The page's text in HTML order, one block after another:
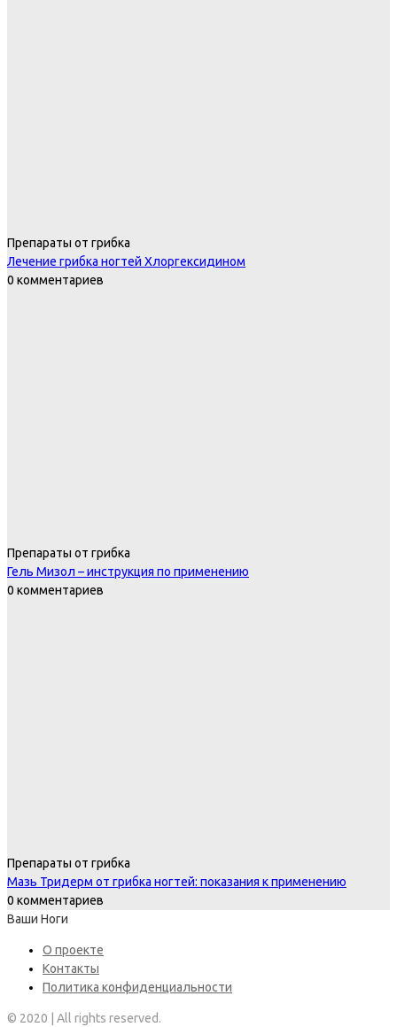
Препараты от грибка
Лечение грибка ногтей Хлоргексидином
0 комментариев
Препараты от грибка
Гель Мизол – инструкция по применению
0 комментариев
Препараты от грибка
Мазь Тридерм от грибка ногтей: показания к применению
0 комментариев
Ваши Ноги
О проекте
Контакты
Политика конфиденциальности
© 2020 | All rights reserved.